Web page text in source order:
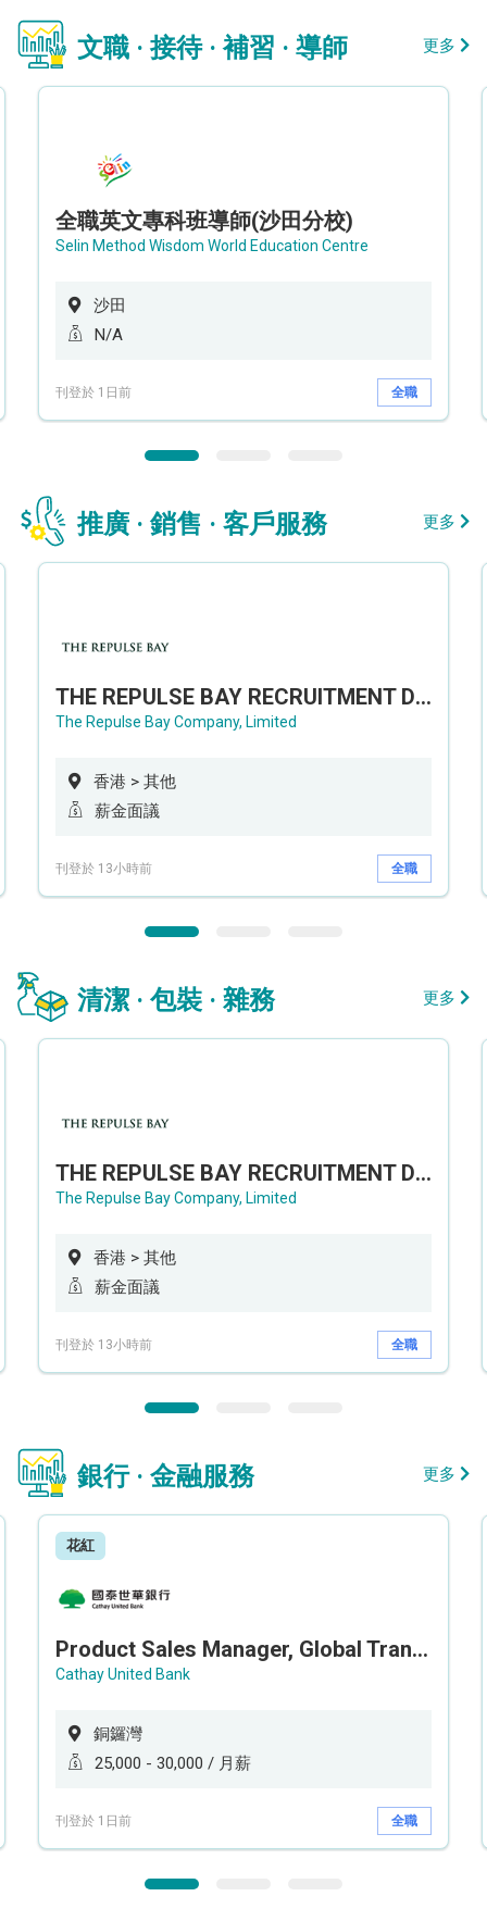
文職 · 接待 · 補習 · 導師 更多
全職英文專科班導師(沙田分校)
Selin Method Wisdom World Education Centre
沙田
N/A
刊登於 1日前 全職
推廣 · 銷售 · 客戶服務 更多
THE REPULSE BAY RECRUITMENT DAY 淺水灣影灣園人才招聘會
The Repulse Bay Company, Limited
香港 > 其他
薪金面議
刊登於 13小時前 全職
清潔 · 包裝 · 雜務 更多
THE REPULSE BAY RECRUITMENT DAY 淺水灣影灣園人才招聘會
The Repulse Bay Company, Limited
香港 > 其他
薪金面議
刊登於 13小時前 全職
銀行 · 金融服務 更多
花紅
Product Sales Manager, Global Transaction Service (GTS)
Cathay United Bank
銅鑼灣
25,000 - 30,000 / 月薪
刊登於 1日前 全職